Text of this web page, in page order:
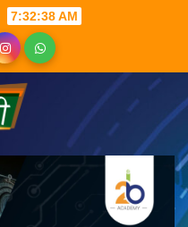
7:32:39 AM